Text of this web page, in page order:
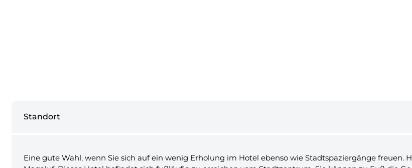
Standort
Eine gute Wahl, wenn Sie sich auf ein wenig Erholung im Hotel ebenso wie Stadtspaziergänge freuen.